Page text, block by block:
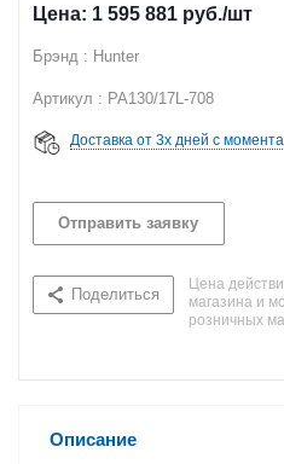
1 595 881 руб./шт
Брэнд : Hunter
Артикул : PA130/17L-708
Доставка от 3х дней с
Отправить заявку
Поделиться
Цена
магазина и
розничных
Описание